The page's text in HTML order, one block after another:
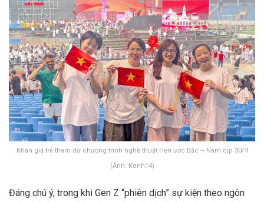
Khán giả trẻ tham dự chương trình nghệ thuật Hẹn ước Bắc – Nam dịp 30/4
(Ảnh: Kenh14)
Đáng chú ý, trong khi Gen Z “phiên dịch” sự kiện theo ngôn